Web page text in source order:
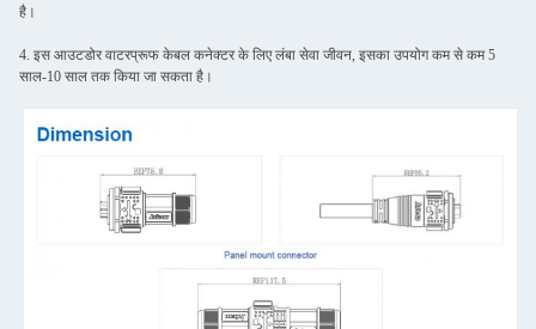
है।
4. इस आउटडोर वाटरप्रूफ केबल कनेक्टर के लिए लंबा सेवा जीवन, इसका उपयोग कम से कम 5
साल-10 साल तक किया जा सकता है।